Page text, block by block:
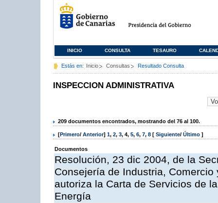
INICIO CONSULTA TESAURO
Estás en: Inicio Consultas Resultado Consulta
INSPECCION ADMINISTRATIVA
209 documentos encontrados, mostrando del 76 al 100.
[Primero/ Anterior] 1, 2, 3, 4, 5, 6, 7, 8 [ Siguiente/ Último ]
Documentos
Resolución, 23 dic 2004, de la
Consejería de Industria,
autoriza la Carta de Servicios de
Energía